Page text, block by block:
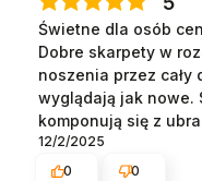
Świetne dla osób
Dobre skarpety w
noszenia przez cały
wyglądają jak nowe.
komponują się z
12/2/2025
0
0